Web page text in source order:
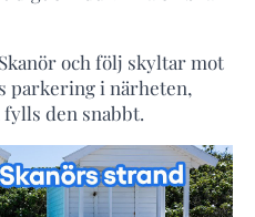
och följ skyltar mot
parkering i närheten,
den snabbt.